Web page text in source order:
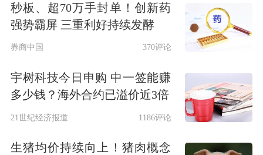
家、5家公司上榜。按板块分布统计，
深沪主板公司有49家，创业板公司有1
高股息率股票一览
左右拖动表格，可查看剩余表格内容
代码 简称 2025年度每股派现（元） 股息率（%
秒板、超70万手封单！创新药
强势霸屏 三重利好持续发酵
券商中国 370评论
宇树科技今日申购 中一签能赚
多少钱？海外合约已溢价近3倍
21世纪经济报道 1186评论
生猪均价持续向上！猪肉概念